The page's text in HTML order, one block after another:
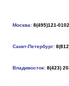
Москва: 8(495)121-0102
Санкт-Петербург:
Владивосток: 8(423)